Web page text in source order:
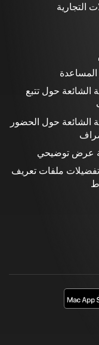
التجارية
الشائعة حول تتبع
الشائعة حول الحضور
عرض توضيحي
تفضيلات ملفات تعريف